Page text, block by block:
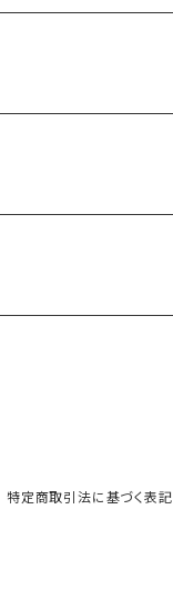
特定商取引法に基づく表記